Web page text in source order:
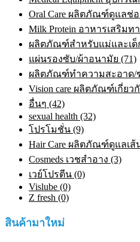
Oral Care ผลิตภัณฑ์ดูแลช่อ
Milk Protein อาหารเสริม
ผลิตภัณฑ์สำหรับแม่และเด็
แผ่นรองซับ/ผ้าอนามัย (71)
ผลิตภัณฑ์ทําความสะอาด/
Vision care ผลิตภัณฑ์เกี่ยว
อื่นๆ (42)
sexual health (32)
โปรโมชั่น (9)
Hair Care ผลิตภัณฑ์ดูแลเส้
Cosmeds เวชสําอาง (3)
เวย์โปรตีน (0)
Vislube (0)
Z fresh (0)
สินค้ามาใหม่